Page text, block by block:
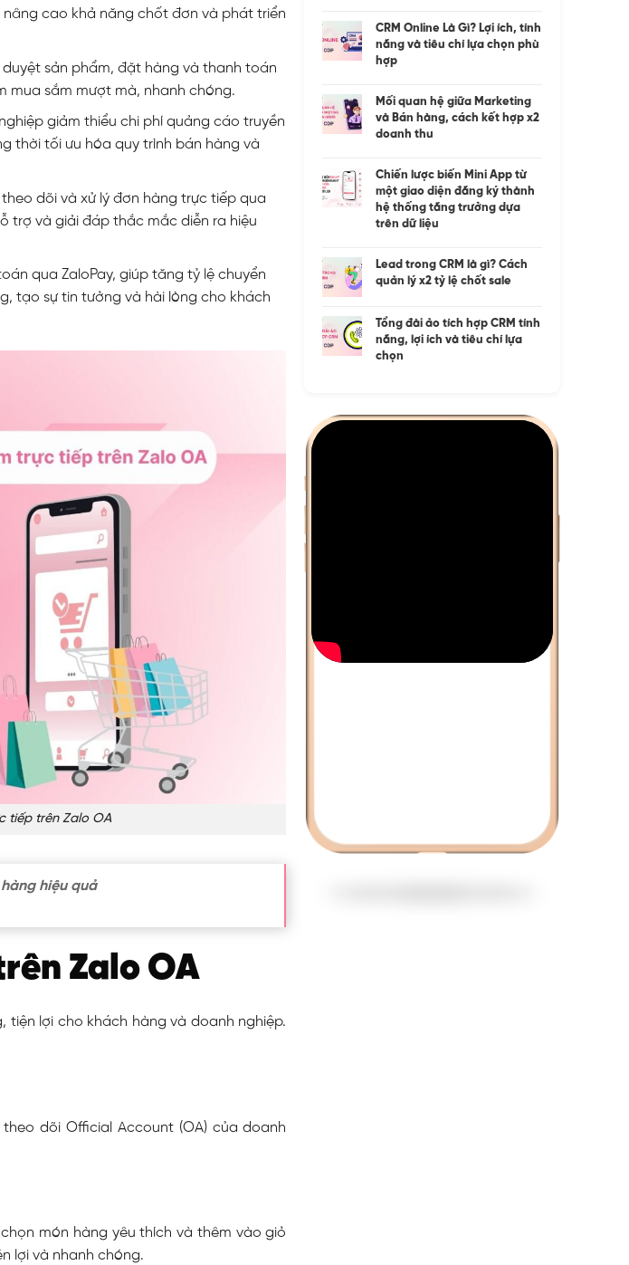
cao khả năng chốt đơn và phát triển
sản phẩm, đặt hàng và thanh toán
mua sắm mượt mà, nhanh chóng.
giảm thiểu chi phí quảng cáo truyền
thời tối ưu hóa quy trình bán hàng và
dõi và xử lý đơn hàng trực tiếp qua
trợ và giải đáp thắc mắc diễn ra hiệu
qua ZaloPay, giúp tăng tỷ lệ chuyển
tạo sự tin tưởng và hài lòng cho khách
tiếp trên Zalo OA
hiệu quả
Zalo OA
tiện lợi cho khách hàng và doanh nghiệp.
dõi Official Account (OA) của doanh
món hàng yêu thích và thêm vào giỏ
lợi và nhanh chóng.
CRM Online Là Gì? Lợi ích, tính
năng và tiêu chí lựa chọn phù
hợp
Mối quan hệ giữa Marketing
và Bán hàng, cách kết hợp x2
doanh thu
Chiến lược biến Mini App từ
một giao diện đăng ký thành
hệ thống tăng trưởng dựa
trên dữ liệu
Lead trong CRM là gì? Cách
quản lý x2 tỷ lệ chốt sale
Tổng đài ảo tích hợp CRM tính
năng, lợi ích và tiêu chí lựa
chọn